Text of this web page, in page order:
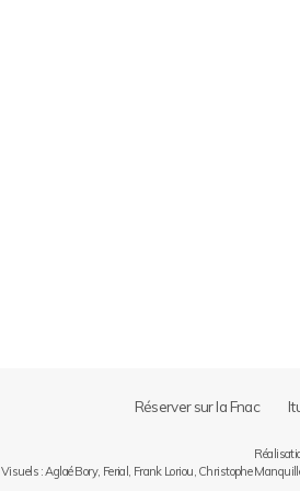
Réserver sur la Fnac
Visuels : Aglaé Bory, Ferial, Frank Loriou, Christophe